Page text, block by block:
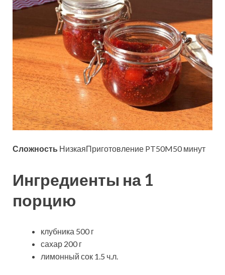
Сложность НизкаяПриготовление PT50M50 минут
Ингредиенты на 1
порцию
клубника 500 г
сахар 200 г
лимонный сок 1.5 ч.л.